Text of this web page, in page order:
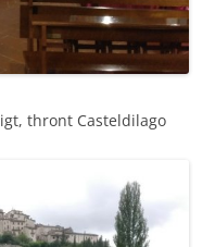
thront Casteldilago